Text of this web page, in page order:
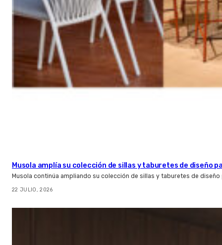
Musola amplía su colección de sillas y taburetes de diseño
Musola continúa ampliando su colección de sillas y taburetes de
22 JULIO, 2026